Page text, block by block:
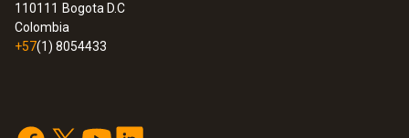
110111 Bogota D.C
Colombia
+57(1) 8054433